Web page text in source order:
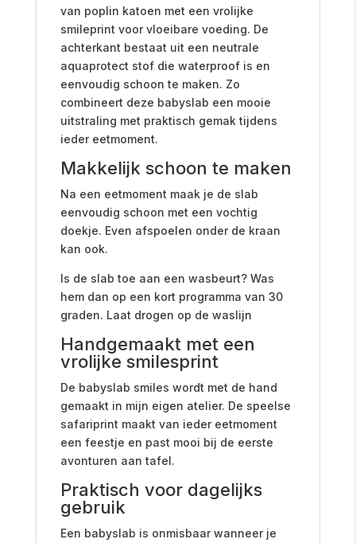
van poplin katoen met een vrolijke
smileprint voor vloeibare voeding. De
achterkant bestaat uit een neutrale
aquaprotect stof die waterproof is en
eenvoudig schoon te maken. Zo
combineert deze babyslab een mooie
uitstraling met praktisch gemak tijdens
ieder eetmoment.
Makkelijk schoon te maken
Na een eetmoment maak je de slab
eenvoudig schoon met een vochtig
doekje. Even afspoelen onder de kraan
kan ook.
Is de slab toe aan een wasbeurt? Was
hem dan op een kort programma van 30
graden. Laat drogen op de waslijn
Handgemaakt met een
vrolijke smilesprint
De babyslab smiles wordt met de hand
gemaakt in mijn eigen atelier. De speelse
safariprint maakt van ieder eetmoment
een feestje en past mooi bij de eerste
avonturen aan tafel.
Praktisch voor dagelijks
gebruik
Een babyslab is onmisbaar wanneer je